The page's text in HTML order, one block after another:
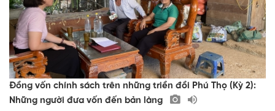
Đồng vốn chính sách trên những triền đồi Phú Thọ (Kỳ 2):
Những người đưa vốn đến bản làng